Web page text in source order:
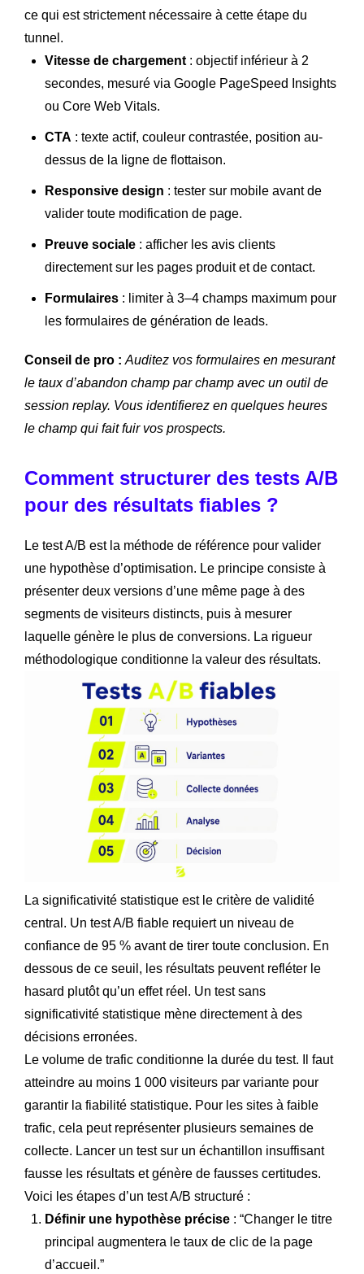
ce qui est strictement nécessaire à cette étape du
tunnel.
Vitesse de chargement : objectif inférieur à 2
secondes, mesuré via Google PageSpeed Insights
ou Core Web Vitals.
CTA : texte actif, couleur contrastée, position au-
dessus de la ligne de flottaison.
Responsive design : tester sur mobile avant de
valider toute modification de page.
Preuve sociale : afficher les avis clients
directement sur les pages produit et de contact.
Formulaires : limiter à 3–4 champs maximum pour
les formulaires de génération de leads.
Conseil de pro : Auditez vos formulaires en mesurant
le taux d’abandon champ par champ avec un outil de
session replay. Vous identifierez en quelques heures
le champ qui fait fuir vos prospects.
Comment structurer des tests A/B
pour des résultats fiables ?
Le test A/B est la méthode de référence pour valider
une hypothèse d’optimisation. Le principe consiste à
présenter deux versions d’une même page à des
segments de visiteurs distincts, puis à mesurer
laquelle génère le plus de conversions. La rigueur
méthodologique conditionne la valeur des résultats.
La significativité statistique est le critère de validité
central. Un test A/B fiable requiert un niveau de
confiance de 95 % avant de tirer toute conclusion. En
dessous de ce seuil, les résultats peuvent refléter le
hasard plutôt qu’un effet réel. Un test sans
significativité statistique mène directement à des
décisions erronées.
Le volume de trafic conditionne la durée du test. Il faut
atteindre au moins 1 000 visiteurs par variante pour
garantir la fiabilité statistique. Pour les sites à faible
trafic, cela peut représenter plusieurs semaines de
collecte. Lancer un test sur un échantillon insuffisant
fausse les résultats et génère de fausses certitudes.
Voici les étapes d’un test A/B structuré :
Définir une hypothèse précise : “Changer le titre
principal augmentera le taux de clic de la page
d’accueil.”